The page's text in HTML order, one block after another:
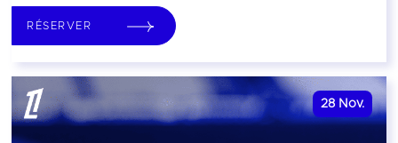
RÉSERVER
28 Nov.